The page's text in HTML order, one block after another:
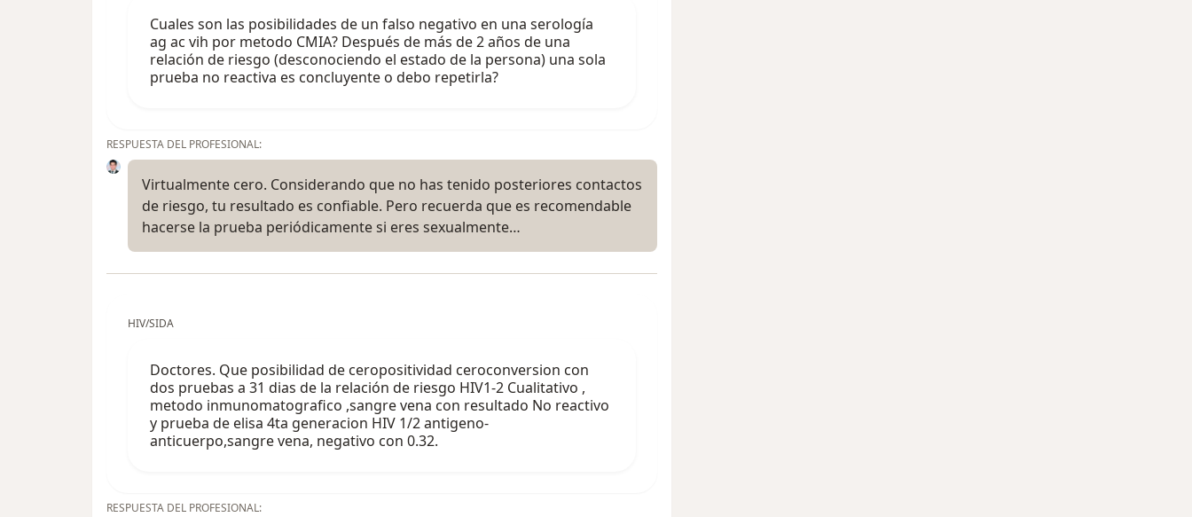
Cuales son las posibilidades de un falso negativo en una serología
ag ac vih por metodo CMIA? Después de más de 2 años de una
relación de riesgo (desconociendo el estado de la persona) una sola
prueba no reactiva es concluyente o debo repetirla?
RESPUESTA DEL PROFESIONAL:
Virtualmente cero. Considerando que no has tenido posteriores contactos
de riesgo, tu resultado es confiable. Pero recuerda que es recomendable
hacerse la prueba periódicamente si eres sexualmente…
HIV/SIDA
Doctores. Que posibilidad de ceropositividad ceroconversion con
dos pruebas a 31 dias de la relación de riesgo HIV1-2 Cualitativo ,
metodo inmunomatografico ,sangre vena con resultado No reactivo
y prueba de elisa 4ta generacion HIV 1/2 antigeno-
anticuerpo,sangre vena, negativo con 0.32.
RESPUESTA DEL PROFESIONAL: